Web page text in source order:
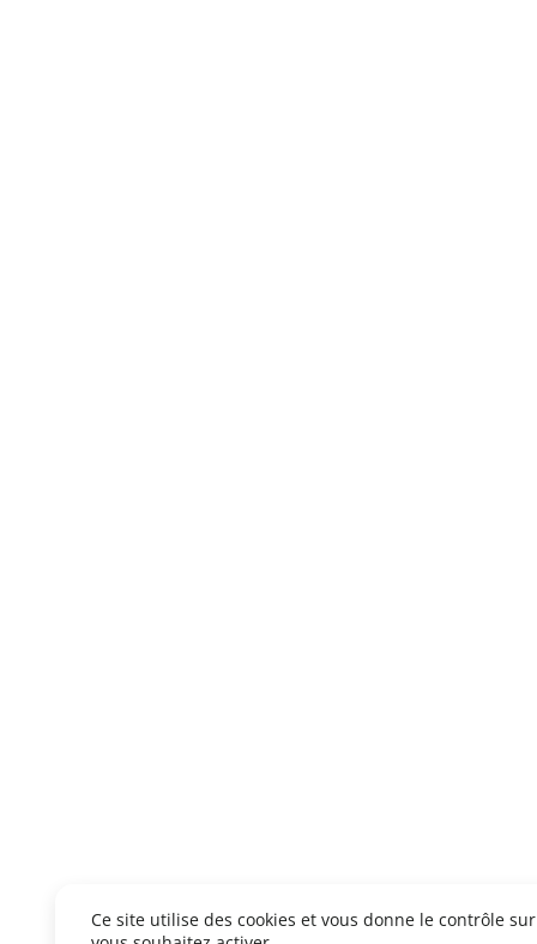
Ce site utilise des cookies et vous donne le contrôle